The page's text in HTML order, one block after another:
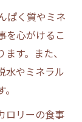
ぱく質やミネ
を心がけるこ
す。また、
水やミネラル
ロリーの食事